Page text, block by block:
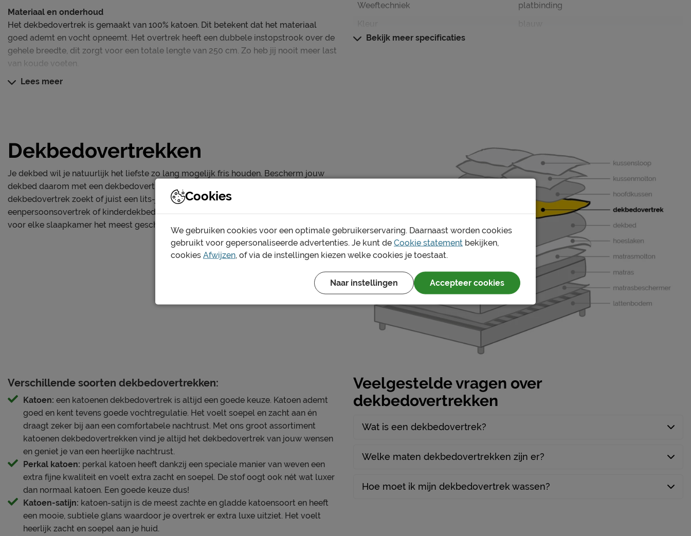
Materiaal en onderhoud
Het dekbedovertrek is gemaakt van 100% katoen. Dit betekent dat het materiaal
goed ademt en vocht opneemt. Het overtrek heeft een dubbele instopstrook over de
gehele breedte, dit zorgt voor een totale lengte van 250 cm. Zo heb jij nooit meer last
van koude voeten.
Lees meer
Weeftechniek
platbinding
Stijl
wasbaar tot 40°C
Goed om te weten
1 jaar volgens CBW voorwaarden
Bekijk meer specificaties
Dekbedovertrekken
Je dekbed wil je natuurlijk het liefste zo lang mogelijk fris houden. Bescherm jouw
dekbed daarom met een dekbedovertrek. Of je nu een standaard tweepersoons
dekbedovertrek zoekt of juist een lits-jumeaux. Maar ook voor een
eenpersoonsovertrek of kinderdekbedovertrek zit je bij Beter Bed goed. Wij hebben
voor elke slaapkamer het meest geschikte dekbedovertrek.
Verschillende soorten dekbedovertrekken:
Katoen: een katoenen dekbedovertrek is altijd een goede keuze. Katoen ademt
goed en kent tevens goede vochtregulatie. Het voelt soepel en zacht aan én
draagt zeker bij aan een comfortabele nachtrust. Met ons groot assortiment
katoenen dekbedovertrekken vind je altijd het dekbedovertrek van jouw wensen
en geniet je van een heerlijke nachtrust.
Perkal katoen: perkal katoen heeft dankzij een speciale manier van weven een
extra fijne kwaliteit en voelt extra zacht en soepel. De stof oogt ook nét wat luxer
dan normaal katoen. Een goede keuze dus!
Katoen-satijn: katoen-satijn is de meest zachte en gladde katoensoort en heeft
een mooie, subtiele glans waardoor je overtrek er extra luxe uitziet. Het voelt
heerlijk zacht en soepel aan je huid.
Veelgestelde vragen over
dekbedovertrekken
Wat is een dekbedovertrek?
Welke maten dekbedovertrekken zijn er?
Hoe moet ik mijn dekbedovertrek wassen?
Cookies
We gebruiken cookies voor een optimale gebruikerservaring. Daarnaast worden cookies
gebruikt voor gepersonaliseerde advertenties. Je kunt de Cookie statement bekijken,
cookies Afwijzen, of via de instellingen kiezen welke cookies je toestaat.
Naar instellingen Accepteer cookies